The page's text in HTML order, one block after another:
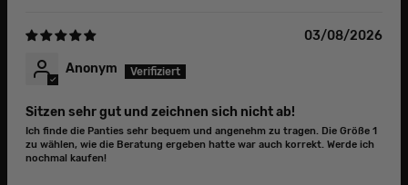
03/08/2026
Anonym
Sitzen sehr gut und zeichnen sich nicht ab!
Ich finde die Panties sehr bequem und angenehm zu tragen. Die Größe 1
zu wählen, wie die Beratung ergeben hatte war auch korrekt. Werde ich
nochmal kaufen!